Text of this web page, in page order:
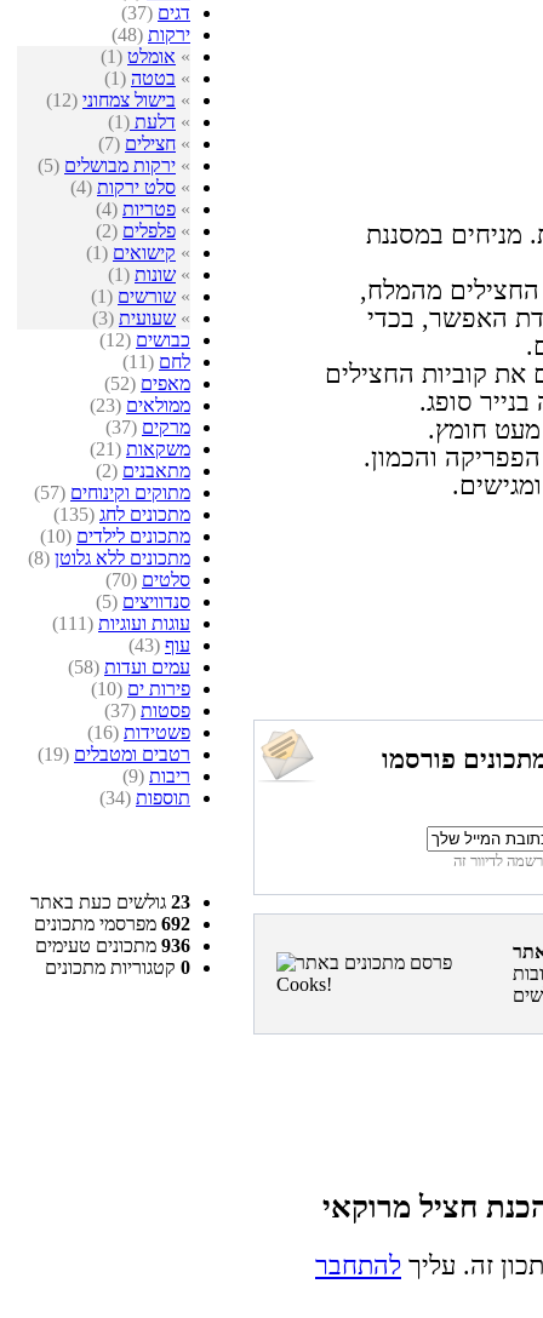
דגים (37)
ירקות (48)
» אומלט (1)
» בטטה (1)
» בישול צמחוני (12)
» דלעת (1)
» חצילים (7)
» ירקות מבושלים (5)
» סלט ירקות (4)
» פטריות (4)
» פלפלים (2)
» קישואים (1)
» שונות (1)
» שורשים (1)
» שעועית (3)
כבושים (12)
לחם (11)
מאפים (52)
ממולאים (23)
מרקים (37)
משקאות (21)
מתאבנים (2)
מתוקים וקינוחים (57)
מתכונים לחג (135)
מתכונים לילדים (10)
מתכונים ללא גלוטן (8)
סלטים (70)
סנדוויצים (5)
עוגות ועוגיות (111)
עוף (43)
עמים ועדות (58)
פירות ים (10)
פסטות (37)
פשטידות (16)
רטבים ומטבלים (19)
ריבות (9)
תוספות (34)
23 גולשים כעת באתר
692 מפרסמי מתכונים
936 מתכונים טעימים
0 קטגוריות מתכונים
מניחים במסננת
מהמלח,
האפשר, בכדי
את קוביות החצילים
סופג.
מעט חומץ.
והכמון.
פורסמו
זה. עליך להתחבר